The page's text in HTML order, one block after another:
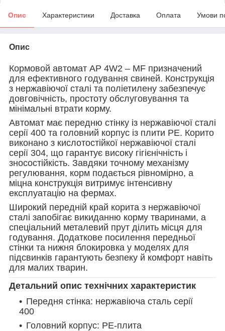
Опис Характеристики Доставка Оплата Умови
Опис
Кормовой автомат AP 4W2 – MF призначений
для ефективного годування свиней. Конструкція
з нержавіючої сталі та поліетилену забезпечує
довговічність, простоту обслуговування та
мінімальні втрати корму.
Автомат має передню стінку із нержавіючої сталі
серії 400 та головний корпус із плити РE. Корито
виконано з кислотостійкої нержавіючої сталі
серії 304, що гарантує високу гігієнічність і
зносостійкість. Завдяки точному механізму
регулювання, корм подається рівномірно, а
міцна конструкція витримує інтенсивну
експлуатацію на фермах.
Широкий передній край корита з нержавіючої
сталі запобігає викиданню корму тваринами, а
спеціальний металевий прут ділить місця для
годування. Додаткове посилення передньої
стінки та нижня блокировка у моделях для
підсвинків гарантують безпеку й комфорт навіть
для малих тварин.
Детальний опис технічних характеристик
Передня стінка: нержавіюча сталь серії
400
Головний корпус: PE-плита